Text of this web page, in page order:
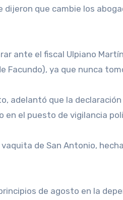
que cambie los
ante el fiscal Ulpiano
Facundo), ya que nunca
adelantó que la
el puesto de vigilancia
de San Antonio,
de agosto en la